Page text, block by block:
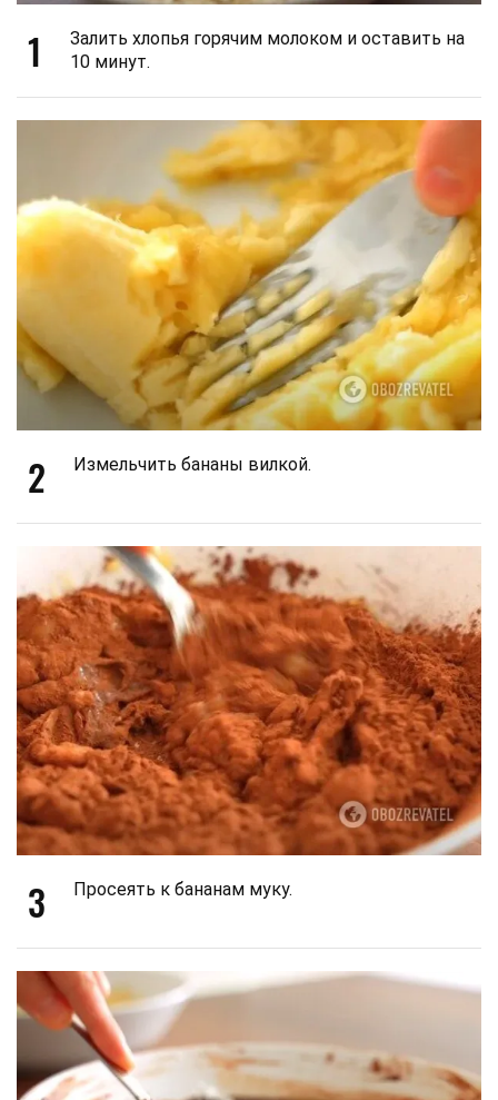
1
Залить хлопья горячим молоком и оставить на
10 минут.
2 Измельчить бананы вилкой.
3 Просеять к бананам муку.